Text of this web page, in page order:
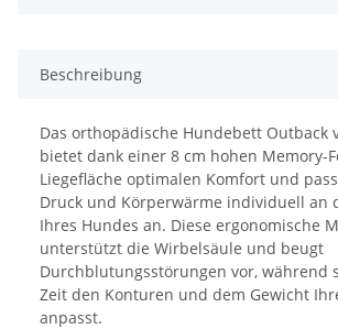
Beschreibung
Das orthopädische Hundebett Outback
bietet dank einer 8 cm hohen Memory-
Liegefläche optimalen Komfort und
Druck und Körperwärme individuell an
Ihres Hundes an. Diese ergonomische
unterstützt die Wirbelsäule und beugt
Durchblutungsstörungen vor, während
Zeit den Konturen und dem Gewicht
anpasst.